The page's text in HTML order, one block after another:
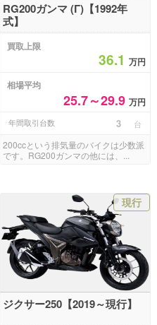
RG200ガンマ (Γ)【1992年
式】
買取上限
36.1 万円
相場平均
25.7～29.9 万円
年間取引台数 3 台
200ccという排気量のバイクは少数派
です。RG200ガンマの他には、...
現行
ジクサー250【2019～現行】